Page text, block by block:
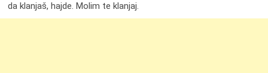
da klanjaš, hajde. Molim te klanjaj.